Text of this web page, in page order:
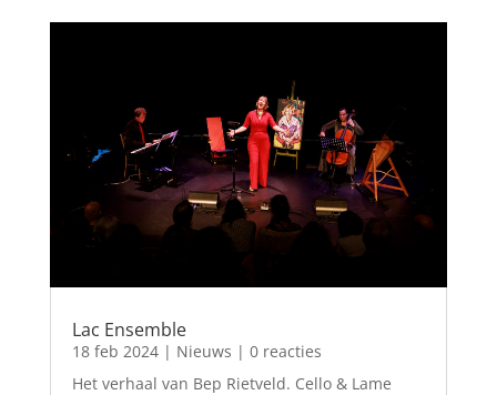
Lac Ensemble
18 feb 2024| Nieuws | 0 reacties
Het verhaal van Bep Rietveld. Cello & Lame